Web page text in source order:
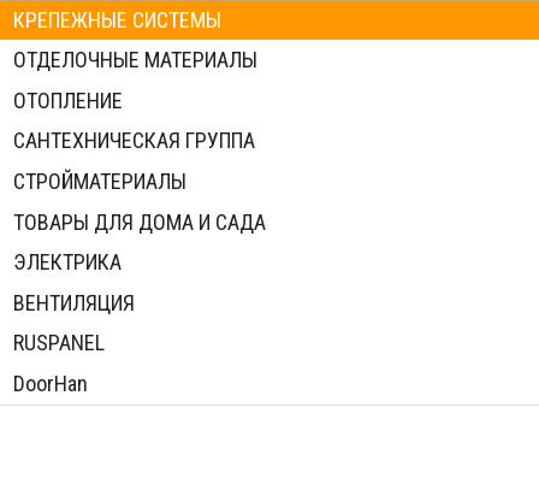
КРЕПЕЖНЫЕ СИСТЕМЫ
ОТДЕЛОЧНЫЕ МАТЕРИАЛЫ
ОТОПЛЕНИЕ
САНТЕХНИЧЕСКАЯ ГРУППА
СТРОЙМАТЕРИАЛЫ
ТОВАРЫ ДЛЯ ДОМА И САДА
ЭЛЕКТРИКА
ВЕНТИЛЯЦИЯ
RUSPANEL
DoorHan